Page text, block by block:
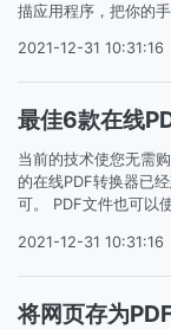
描应用程序，把你的
2021-12-31 10:31:16
最佳6款在线
当前的技术使您无需
的在线PDF转换器已
可。 PDF文件也可以
2021-12-31 10:31:16
将网页存为